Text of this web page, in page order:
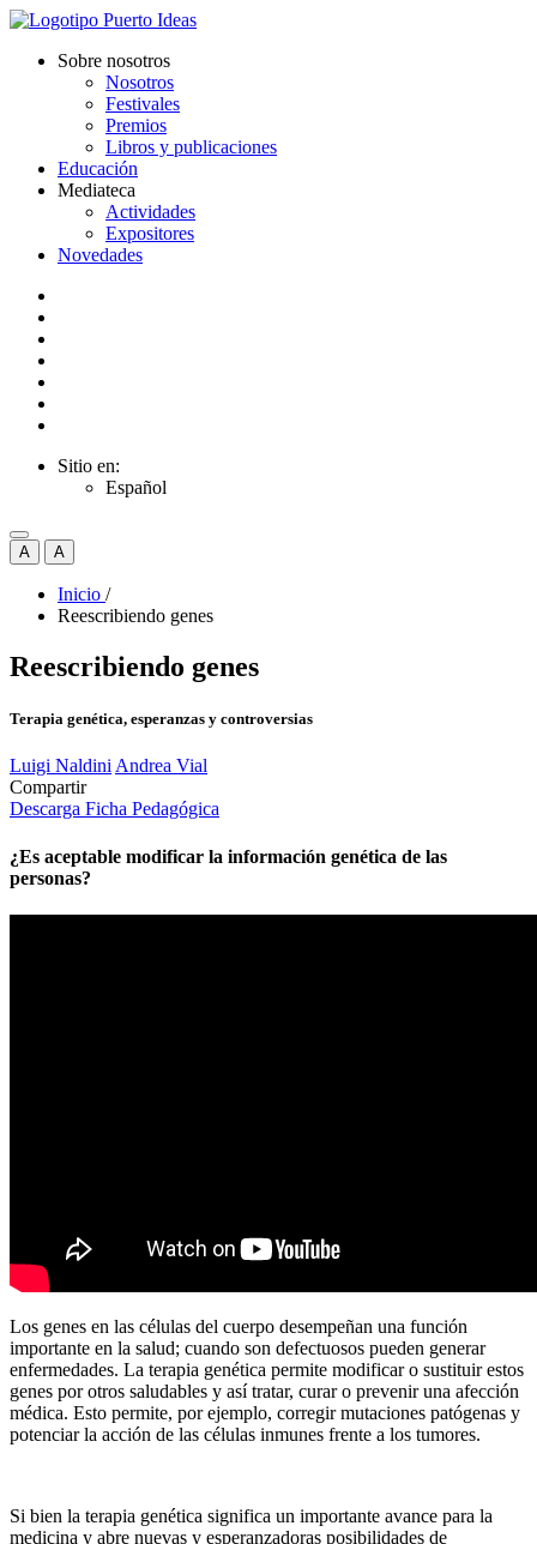
Sobre nosotros
Nosotros
Festivales
Premios
Libros y publicaciones
Educación
Mediateca
Actividades
Expositores
Novedades
Sitio en:
Español
A A
Inicio /
Reescribiendo genes
Reescribiendo genes
Terapia genética, esperanzas y controversias
Luigi Naldini Andrea Vial
Compartir
Descarga Ficha Pedagógica
¿Es aceptable modificar la información genética de las
personas?
Los genes en las células del cuerpo desempeñan una función
importante en la salud; cuando son defectuosos pueden generar
enfermedades. La terapia genética permite modificar o sustituir estos
genes por otros saludables y así tratar, curar o prevenir una afección
médica. Esto permite, por ejemplo, corregir mutaciones patógenas y
potenciar la acción de las células inmunes frente a los tumores.
Si bien la terapia genética significa un importante avance para la
medicina y abre nuevas y esperanzadoras posibilidades de